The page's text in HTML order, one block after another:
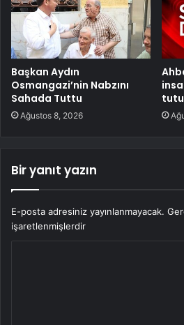
Başkan Aydın
Osmangazi’nin Nabzını
Sahada Tuttu
Ağustos 8, 2026
Bir yanıt yazın
E-posta adresiniz yayınlanmayacak.
işaretlenmişlerdir